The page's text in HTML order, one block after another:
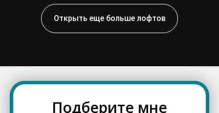
Открыть еще больше лофтов
Подберите мне